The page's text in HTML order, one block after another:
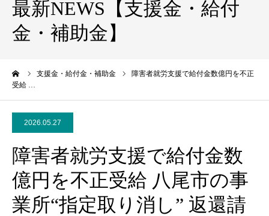
最新NEWS【支援金・給付
金・補助金】
支援金・給付金・補助金
障害者就労支援で給付金数億円を不正
受給 …
2026.05.27
障害者就労支援で給付金数
億円を不正受給 八尾市の事
業所“指定取り消し” 返還請